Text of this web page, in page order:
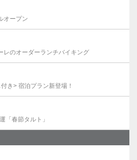
オープン
レのオーダーランチバイキング
き> 宿泊プラン新登場！
「春節タルト」